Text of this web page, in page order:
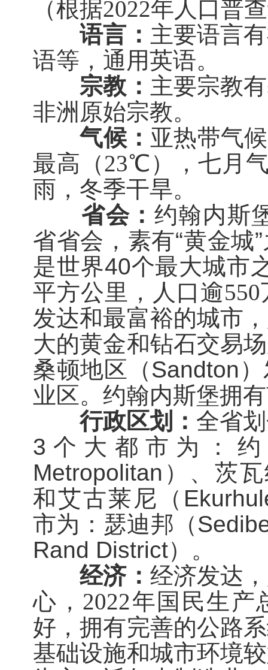
（根据2022年人口普
语言： 主要语言
语等，通用英语。
宗教： 主要宗教
非洲原始宗教。
气候： 亚热带气
最高（23℃ ），七月
雨，冬季干旱。
省会： 约翰内斯
省省会，素有“黄金城”
是世界40个最大城市
平方公里，人口逾550
发达和最富裕的城市
大的黄金和钻石交易
桑顿地区（Sandton
业区。约翰内斯堡拥
行政区划： 全省
3 个大都市为：
Metropolitan ）、茨
和艾古莱尼（
市为：瑟迪邦 （
Rand District）。
经济： 经济发达
心， 2022年国民生产
好 ，拥有完善的公路
基础设施和城市环境